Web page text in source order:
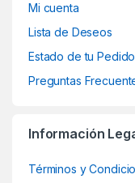
Mi cuenta
Lista de Deseos
Estado de tu Pedido
Preguntas
Información
Términos y